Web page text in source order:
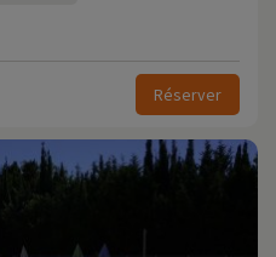
Réserver